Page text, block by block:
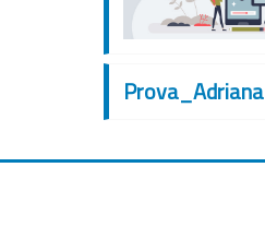
Prova_Adriana